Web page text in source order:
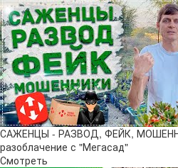
САЖЕНЦЫ - РАЗВОД, ФЕЙК,
разоблачение с "Мегасад"
Смотреть